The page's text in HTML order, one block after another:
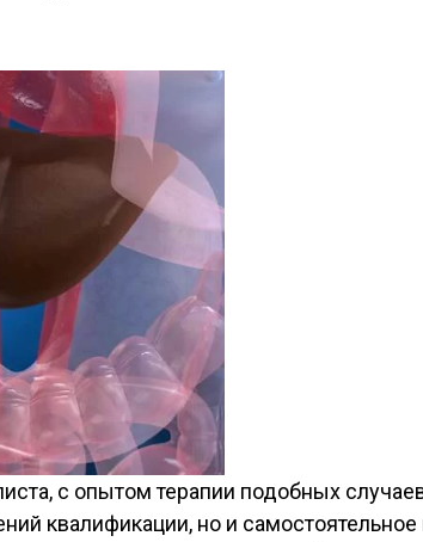
с опытом терапии подобных
квалификации, но и